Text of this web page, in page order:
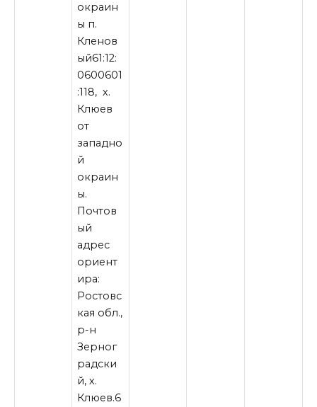
окраин
ы п.
Кленов
ый61:12:
0600601
:118, х.
Клюев
от
западно
й
окраин
ы.
Почтов
ый
адрес
ориент
ира:
Ростовс
кая обл.,
р-н
Зерног
радски
й, х.
Клюев.6